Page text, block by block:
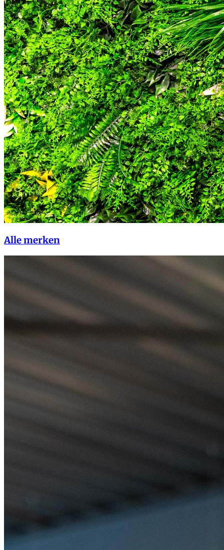
Alle merken